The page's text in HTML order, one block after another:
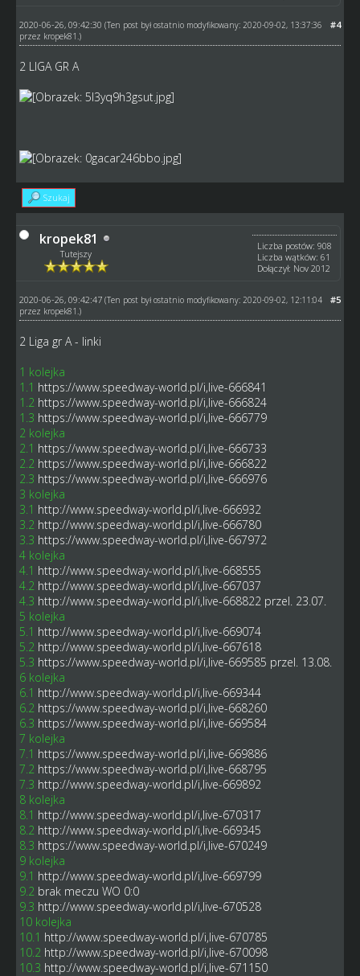
#4
2020-06-26, 09:42:30 (Ten post był ostatnio modyfikowany: 2020-09-02, 13:37:36
przez kropek81 .)
2 LIGA GR A
Szukaj
kropek81
Tutejszy
Liczba postów: 908
Liczba wątków: 61
Dołączył: Nov 2012
#5
2020-06-26, 09:42:47 (Ten post był ostatnio modyfikowany: 2020-09-02, 12:11:04
przez kropek81 .)
2 Liga gr A - linki
1 kolejka
1.1 https://www.speedway-world.pl/i,live-666841
1.2 https://www.speedway-world.pl/i,live-666824
1.3 https://www.speedway-world.pl/i,live-666779
2 kolejka
2.1 https://www.speedway-world.pl/i,live-666733
2.2 https://www.speedway-world.pl/i,live-666822
2.3 https://www.speedway-world.pl/i,live-666976
3 kolejka
3.1 http://www.speedway-world.pl/i,live-666932
3.2 http://www.speedway-world.pl/i,live-666780
3.3 https://www.speedway-world.pl/i,live-667972
4 kolejka
4.1 http://www.speedway-world.pl/i,live-668555
4.2 http://www.speedway-world.pl/i,live-667037
4.3 http://www.speedway-world.pl/i,live-668822 przel. 23.07.
5 kolejka
5.1 http://www.speedway-world.pl/i,live-669074
5.2 http://www.speedway-world.pl/i,live-667618
5.3 https://www.speedway-world.pl/i,live-669585 przel. 13.08.
6 kolejka
6.1 http://www.speedway-world.pl/i,live-669344
6.2 https://www.speedway-world.pl/i,live-668260
6.3 https://www.speedway-world.pl/i,live-669584
7 kolejka
7.1 https://www.speedway-world.pl/i,live-669886
7.2 https://www.speedway-world.pl/i,live-668795
7.3 http://www.speedway-world.pl/i,live-669892
8 kolejka
8.1 http://www.speedway-world.pl/i,live-670317
8.2 http://www.speedway-world.pl/i,live-669345
8.3 https://www.speedway-world.pl/i,live-670249
9 kolejka
9.1 http://www.speedway-world.pl/i,live-669799
9.2 brak meczu WO 0:0
9.3 http://www.speedway-world.pl/i,live-670528
10 kolejka
10.1 http://www.speedway-world.pl/i,live-670785
10.2 http://www.speedway-world.pl/i,live-670098
10.3 http://www.speedway-world.pl/i,live-671150